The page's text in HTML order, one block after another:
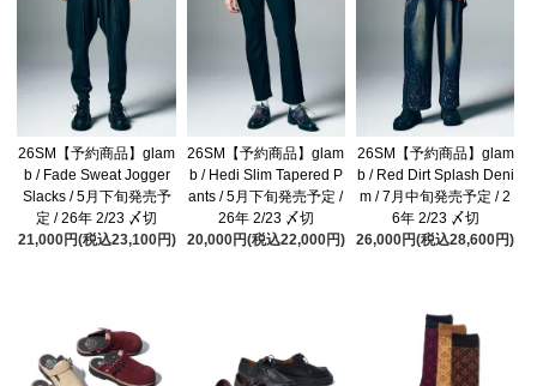
26SM【予約商品】glam
b / Fade Sweat Jogger
Slacks / 5月下旬発売予
定 / 26年 2/23 〆切
21,000円(税込23,100円)
26SM【予約商品】glam
b / Hedi Slim Tapered P
ants / 5月下旬発売予定 /
26年 2/23 〆切
20,000円(税込22,000円)
26SM【予約商品】glam
b / Red Dirt Splash Deni
m / 7月中旬発売予定 / 2
6年 2/23 〆切
26,000円(税込28,600円)